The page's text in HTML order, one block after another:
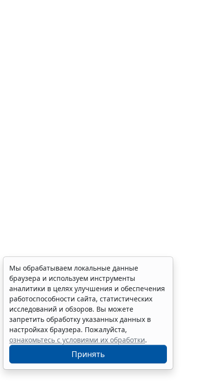
Мы обрабатываем локальные данные
браузера и используем инструменты
аналитики в целях улучшения и обеспечения
работоспособности сайта, статистических
исследований и обзоров. Вы можете
запретить обработку указанных данных в
настройках браузера. Пожалуйста,
ознакомьтесь с условиями их обработки.
Принять